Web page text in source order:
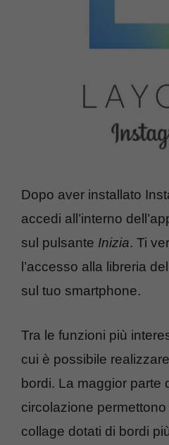
Dopo aver installato
accedi all’interno
sul pulsante Inizia. Ti
l’accesso alla libreria
sul tuo smartphone.
Tra le funzioni più
cui è possibile
bordi. La maggior parte
circolazione
collage dotati di bordi